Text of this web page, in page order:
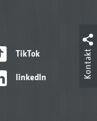
TikTok
linkedIn Kontakt